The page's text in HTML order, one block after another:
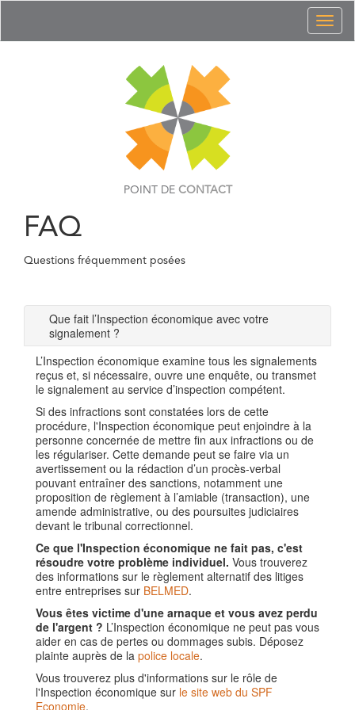
POINT DE CONTACT
FAQ
Questions fréquemment posées
Que fait l’Inspection économique avec votre
signalement ?
L’Inspection économique examine tous les signalements
reçus et, si nécessaire, ouvre une enquête, ou transmet
le signalement au service d’inspection compétent.
Si des infractions sont constatées lors de cette
procédure, l'Inspection économique peut enjoindre à la
personne concernée de mettre fin aux infractions ou de
les régulariser. Cette demande peut se faire via un
avertissement ou la rédaction d’un procès-verbal
pouvant entraîner des sanctions, notamment une
proposition de règlement à l’amiable (transaction), une
amende administrative, ou des poursuites judiciaires
devant le tribunal correctionnel.
Ce que l'Inspection économique ne fait pas, c'est
résoudre votre problème individuel. Vous trouverez
des informations sur le règlement alternatif des litiges
entre entreprises sur BELMED.
Vous êtes victime d'une arnaque et vous avez perdu
de l'argent ? L’Inspection économique ne peut pas vous
aider en cas de pertes ou dommages subis. Déposez
plainte auprès de la police locale.
Vous trouverez plus d'informations sur le rôle de
l'Inspection économique sur le site web du SPF
Economie.